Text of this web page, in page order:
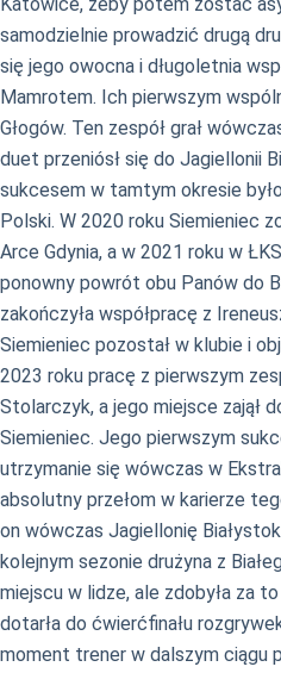
samodzielnie prowadzić drugą
się jego owocna i długoletnia
Mamrotem. Ich pierwszym
Głogów. Ten zespół grał
duet przeniósł się do Jagiellonii
sukcesem w tamtym okresie
Polski. W 2020 roku Siemieniec
Arce Gdynia, a w 2021 roku w
ponowny powrót obu Panów do
zakończyła współpracę z
Siemieniec pozostał w klubie i
2023 roku pracę z pierwszym
Stolarczyk, a jego miejsce zajął
Siemieniec. Jego pierwszym
utrzymanie się wówczas w
absolutny przełom w karierze
on wówczas Jagiellonię
kolejnym sezonie drużyna z
miejscu w lidze, ale zdobyła za
dotarła do ćwierćfinału
moment trener w dalszym ciągu